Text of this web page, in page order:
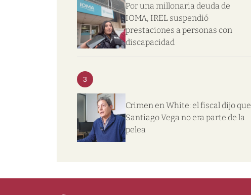
Por una millonaria deuda de
IOMA, IREL suspendió
prestaciones a personas con
discapacidad
3
Crimen en White: el fiscal dijo que
Santiago Vega no era parte de la
pelea